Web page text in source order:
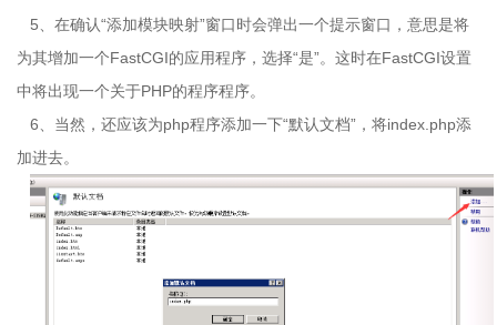
5、在确认“添加模块映射”窗口时会弹出一个提示窗口，意思是将
为其增加一个FastCGI的应用程序，选择“是”。这时在FastCGI设置
中将出现一个关于PHP的程序程序。
6、当然，还应该为php程序添加一下“默认文档”，将index.php添
加进去。